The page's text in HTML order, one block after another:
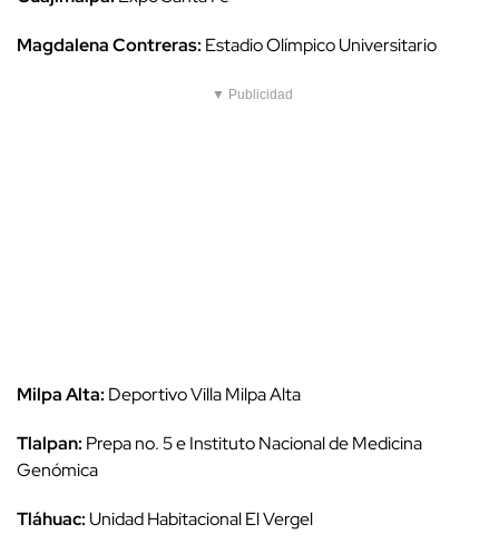
Magdalena Contreras: Estadio Olímpico Universitario
▼ Publicidad
Milpa Alta: Deportivo Villa Milpa Alta
Tlalpan: Prepa no. 5 e Instituto Nacional de Medicina
Genómica
Tláhuac: Unidad Habitacional El Vergel